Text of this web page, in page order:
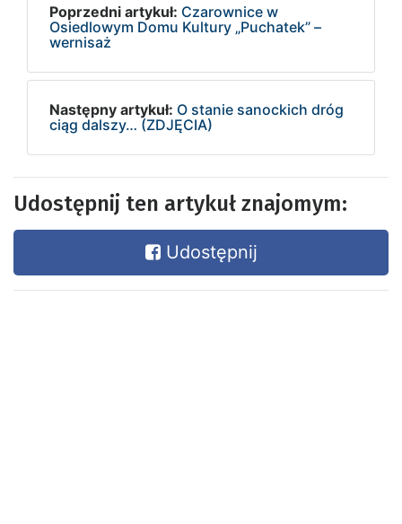
Poprzedni artykuł: Czarownice w
Osiedlowym Domu Kultury „Puchatek” –
wernisaż
Następny artykuł: O stanie sanockich dróg
ciąg dalszy… (ZDJĘCIA)
Udostępnij ten artykuł znajomym:
Udostępnij